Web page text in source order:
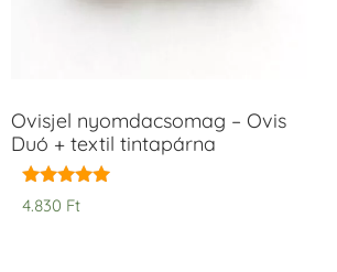
Ovisjel nyomdacsomag – Ovis
Duó + textil tintapárna
Értékelés:
5.00
4.830 Ft